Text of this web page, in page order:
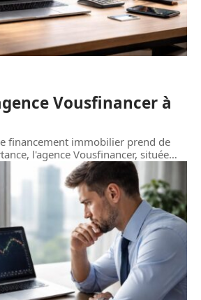
Vousfinancer à
financement immobilier prend de
l'agence Vousfinancer, située…